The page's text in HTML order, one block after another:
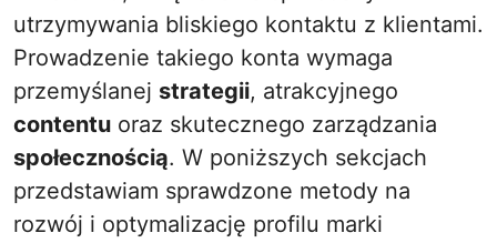
utrzymywania bliskiego kontaktu z klientami.
Prowadzenie takiego konta wymaga
przemyślanej strategii, atrakcyjnego
contentu oraz skutecznego zarządzania
społecznością. W poniższych sekcjach
przedstawiam sprawdzone metody na
rozwój i optymalizację profilu marki